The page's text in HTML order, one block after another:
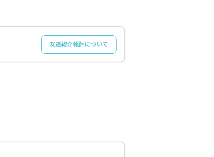
友達紹介報酬について